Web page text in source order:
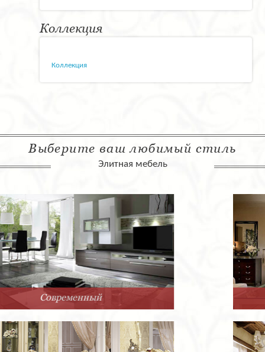
Коллекция
Коллекция
Выберите ваш любимый стиль
Элитная мебель
Арт-Деко